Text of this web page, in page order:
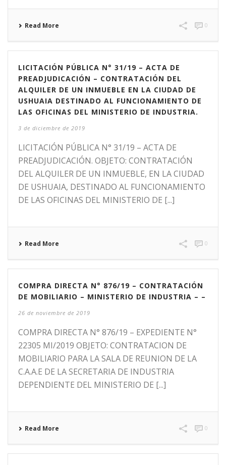
Read More 0
LICITACIÓN PÚBLICA N° 31/19 – ACTA DE
PREADJUDICACIÓN – CONTRATACIÓN DEL
ALQUILER DE UN INMUEBLE EN LA CIUDAD DE
USHUAIA DESTINADO AL FUNCIONAMIENTO DE
LAS OFICINAS DEL MINISTERIO DE INDUSTRIA.
3 de diciembre de 2019
LICITACIÓN PÚBLICA N° 31/19 – ACTA DE
PREADJUDICACIÓN. OBJETO: CONTRATACIÓN
DEL ALQUILER DE UN INMUEBLE, EN LA CIUDAD
DE USHUAIA, DESTINADO AL FUNCIONAMIENTO
DE LAS OFICINAS DEL MINISTERIO DE [...]
Read More 0
COMPRA DIRECTA N° 876/19 – CONTRATACIÓN
DE MOBILIARIO – MINISTERIO DE INDUSTRIA – –
26 de noviembre de 2019
COMPRA DIRECTA N° 876/19 – EXPEDIENTE N°
22305 MI/2019 OBJETO: CONTRATACION DE
MOBILIARIO PARA LA SALA DE REUNION DE LA
C.A.A.E DE LA SECRETARIA DE INDUSTRIA
DEPENDIENTE DEL MINISTERIO DE [...]
Read More 0